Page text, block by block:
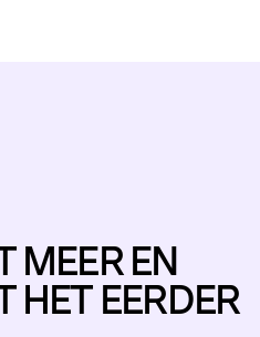
MEER EN
HET EERDER